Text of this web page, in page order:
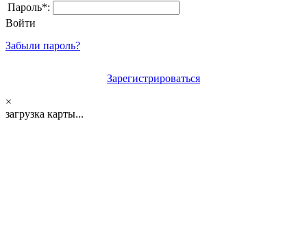
Пароль*:
Войти
Забыли пароль?
Зарегистрироваться
×
загрузка карты...